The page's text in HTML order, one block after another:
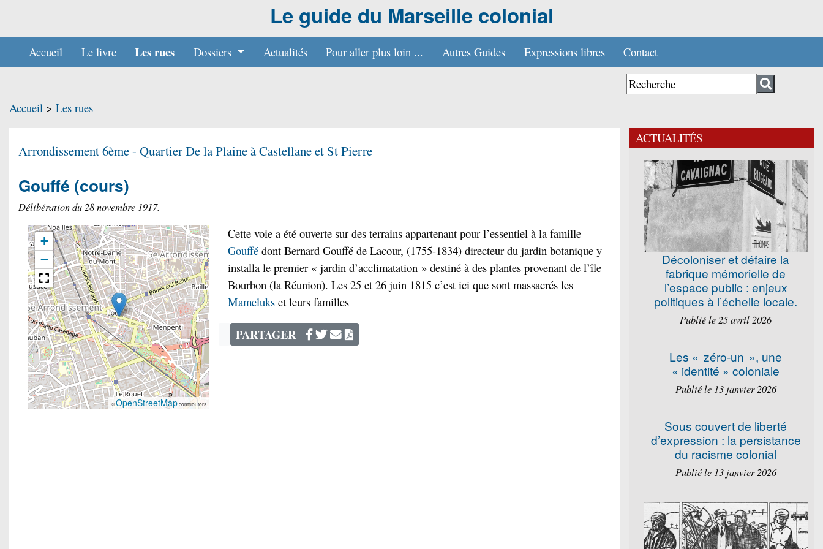
Le guide du Marseille colonial
Accueil Le livre Les rues Dossiers Actualités Pour aller plus loin ... Autres Guides Expressions libres Contact
Accueil > Les rues
Arrondissement 6ème - QuartierDe la Plaine à Castellane et St Pierre
Gouffé (cours)
Délibération du 28 novembre 1917.
+
−
©OpenStreetMapcontributors
Cette voie a été ouverte sur des terrains appartenant pour l’essentiel à la famille
Gouffé dont Bernard Gouffé de Lacour, (1755-1834) directeur du jardin botanique y
installa le premier « jardin d’acclimatation » destiné à des plantes provenant de l’île
Bourbon (la Réunion). Les 25 et 26 juin 1815 c’est ici que sont massacrés les
Mameluks et leurs familles
PARTAGER
ACTUALITÉS
Décoloniser et défaire la
fabrique mémorielle de
l’espace public : enjeux
politiques à l’échelle locale.
Publié le 25 avril 2026
Les « zéro-un », une
« identité » coloniale
Publié le 13 janvier 2026
Sous couvert de liberté
d’expression : la persistance
du racisme colonial
Publié le 13 janvier 2026